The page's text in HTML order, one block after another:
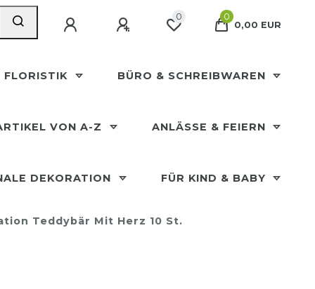
0
0
0,00 EUR
FLORISTIK BÜRO & SCHREIBWAREN
VON A-Z ANLÄSSE & FEIERN
DEKORATION FÜR KIND & BABY
Teddybär Mit Herz 10 St.